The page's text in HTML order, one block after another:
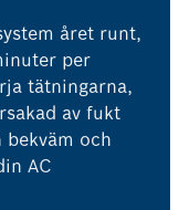
året runt,
per
tätningarna,
av fukt
och
AC